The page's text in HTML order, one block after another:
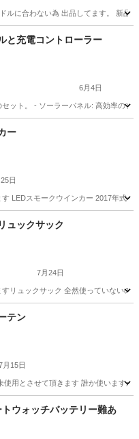
ルに合わない為 出品してます。 新品
ハンドル
と充電コントローラー
6月4日
ット。 - ソーラーパネル: 高効率の
ー
日
LEDスモークウインカー 2017年式
LEDュックサック
7月24日
リュックサック 全然使っていないの
テン
月15日
用とさせて頂きます 誰か使いますか
ウォッチバッテリー難あ